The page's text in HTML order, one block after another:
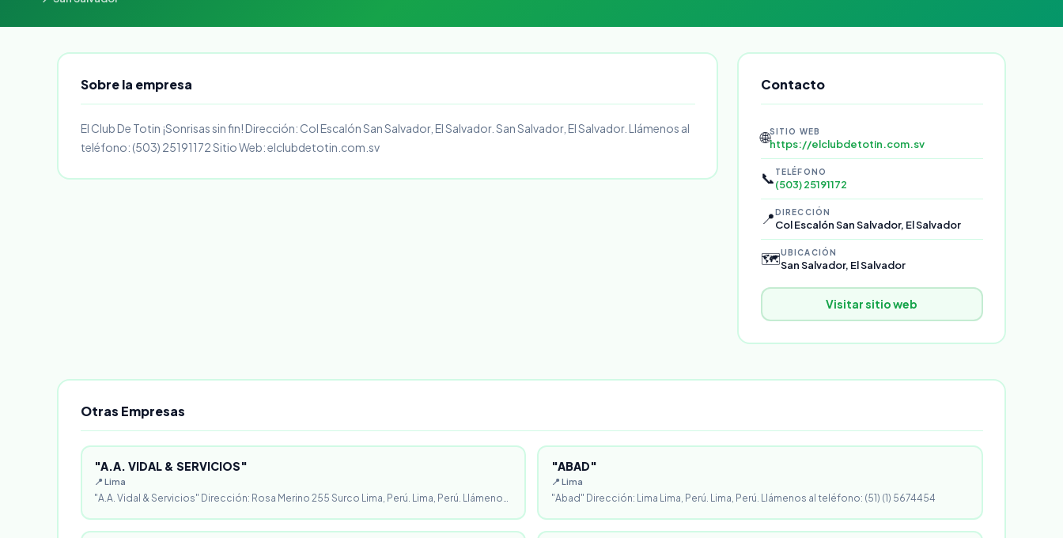
Sobre la empresa
El Club De Totin ¡Sonrisas sin fin! Dirección: Col Escalón San Salvador, El Salvador. San Salvador, El Salvador. Llámenos al
teléfono: (503) 25191172 Sitio Web: elclubdetotin.com.sv
Contacto
🌐SITIO WEB
https://elclubdetotin.com.sv
📞 TELÉFONO
(503) 25191172
📍DIRECCIÓN
Col Escalón San Salvador, El Salvador
🗺️UBICACIÓN
San Salvador, El Salvador
Visitar sitio web
Otras Empresas
"A.A. VIDAL & SERVICIOS"
📍 Lima
"A.A. Vidal & Servicios" Dirección: Rosa Merino 255 Surco Lima, Perú. Lima, Perú. Llámeno…
"ABAD"
📍 Lima
"Abad" Dirección: Lima Lima, Perú. Lima, Perú. Llámenos al teléfono: (51) (1) 5674454